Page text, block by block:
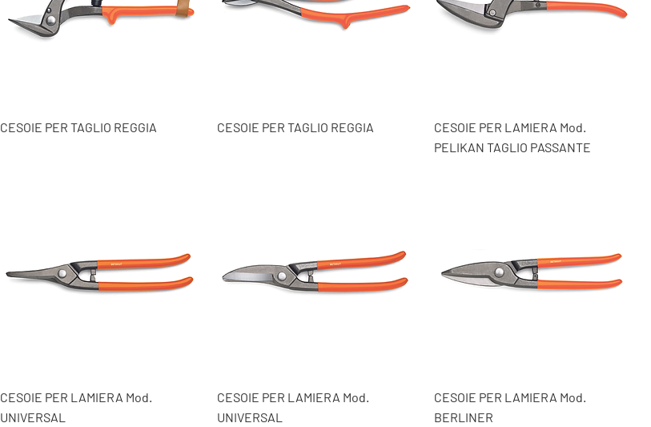
CESOIE PER TAGLIO REGGIA CESOIE PER TAGLIO REGGIA
CESOIE PER LAMIERA Mod.
PELIKAN TAGLIO PASSANTE
CESOIE PER LAMIERA Mod.
UNIVERSAL
CESOIE PER LAMIERA Mod.
UNIVERSAL
CESOIE PER LAMIERA Mod.
BERLINER